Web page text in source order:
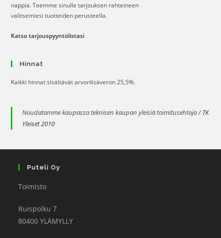
nappia. Teemme sinulle tarjouksen rahteineen
valitsemiesi tuotteiden perusteella.
Katso tarjouspyyntölistasi
Hinnat
Kaikki hinnat sisältävät arvonlisäveron 25,5%.
Noudatamme kaupassa teknisen kaupan yleisiä toimitusehtoja /TK
Yleiset 2010
Puteli Oy
Toimisto
Ruispolku 7
80400 YLÄMYLLY